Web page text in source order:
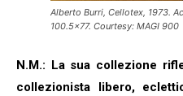
Alberto Burri, Cellotex, 1973.
100.5×77. Courtesy: MAGI 900
N.M.: La sua collezione
collezionista libero,